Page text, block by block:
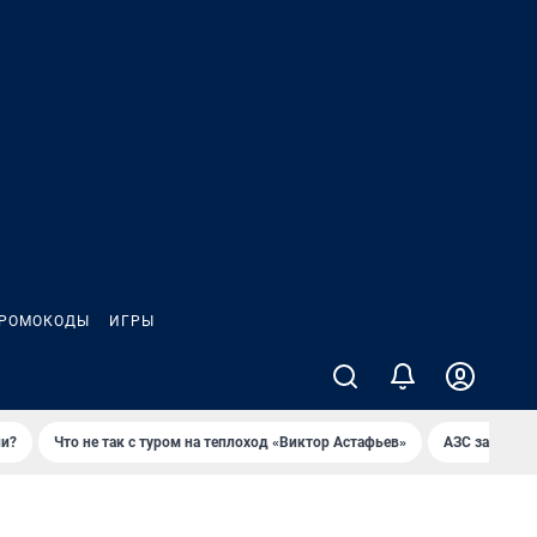
ИГРЫ
Что не так с туром на теплоход «Виктор Астафьев» AЗС